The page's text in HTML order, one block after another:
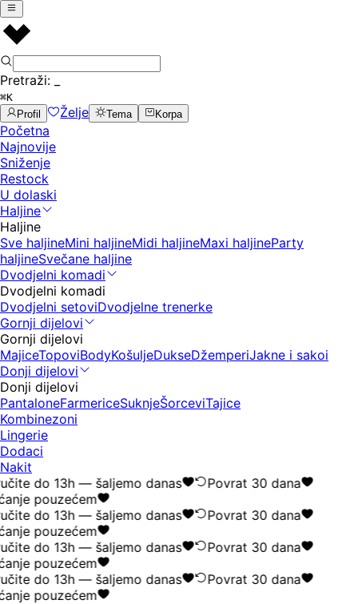
Pretraži:
⌘K
Profil
Želje Tema Korpa
Početna
Najnovije
Sniženje
Restock
U dolaski
Haljine
Haljine
Sve haljineMini haljineMidi haljineMaxi haljineParty
haljineSvečane haljine
Dvodjelni komadi
Dvodjelni komadi
Dvodjelni setoviDvodjelne trenerke
Gornji dijelovi
Gornji dijelovi
MajiceTopoviBodyKošuljeDukseDžemperiJakne i sakoi
Donji dijelovi
Donji dijelovi
PantaloneFarmericeSuknjeŠorceviTajice
Kombinezoni
Lingerie
Dodaci
Nakit
do 13h — šaljemo danas
Povrat 30 dana
pouzećem
do 13h — šaljemo danas
Povrat 30 dana
pouzećem
do 13h — šaljemo danas
Povrat 30 dana
pouzećem
do 13h — šaljemo danas
Povrat 30 dana
pouzećem